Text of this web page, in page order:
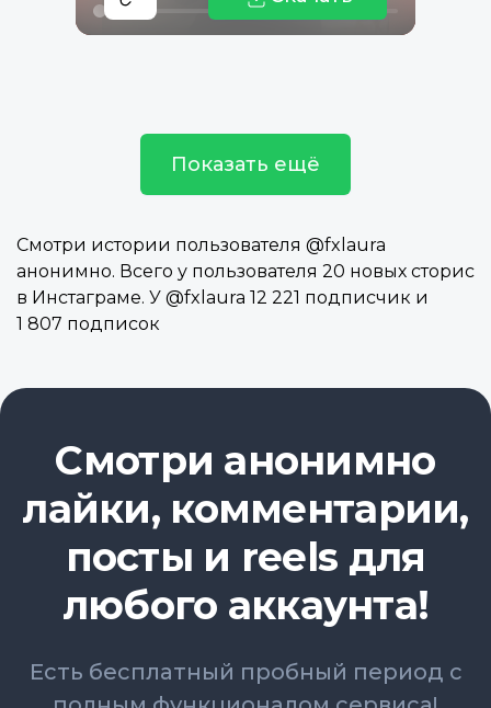
Показать ещё
Смотри истории пользователя @fxlaura
анонимно. Всего у пользователя 20 новых сторис
в Инстаграме. У @fxlaura 12 221 подписчик и
1 807 подписок
Смотри анонимно
лайки, комментарии,
посты и reels для
любого аккаунта!
Есть бесплатный пробный период с